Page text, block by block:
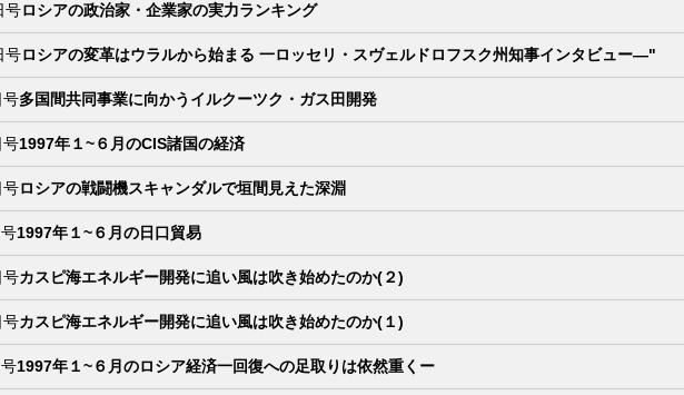
号ロシアの政治家・企業家の実力ランキング
号ロシアの変革はウラルから始まる 一ロッセリ・スヴェルドロフスク州知事インタビュー―"
号多国間共同事業に向かうイルクーツク・ガス田開発
号1997年１~６月のCIS諸国の経済
号ロシアの戦闘機スキャンダルで垣間見えた深淵
1997年１~６月の日口貿易
号カスピ海エネルギー開発に追い風は吹き始めたのか(２)
号カスピ海エネルギー開発に追い風は吹き始めたのか(１)
1997年１~６月のロシア経済一回復への足取りは依然重くー